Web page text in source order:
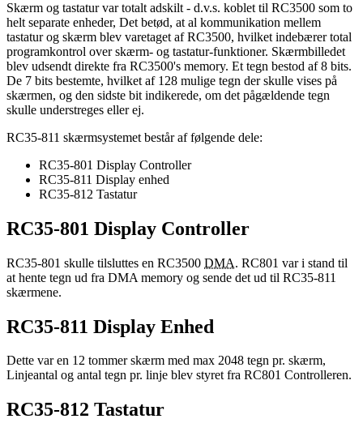
Skærm og tastatur var totalt adskilt - d.v.s. koblet til RC3500 som to
helt separate enheder, Det betød, at al kommunikation mellem
tastatur og skærm blev varetaget af RC3500, hvilket indebærer total
programkontrol over skærm- og tastatur-funktioner. Skærmbilledet
blev udsendt direkte fra RC3500's memory. Et tegn bestod af 8 bits.
De 7 bits bestemte, hvilket af 128 mulige tegn der skulle vises på
skærmen, og den sidste bit indikerede, om det pågældende tegn
skulle understreges eller ej.
RC35-811 skærmsystemet består af følgende dele:
RC35-801 Display Controller
RC35-811 Display enhed
RC35-812 Tastatur
RC35-801 Display Controller
RC35-801 skulle tilsluttes en RC3500 DMA. RC801 var i stand til
at hente tegn ud fra DMA memory og sende det ud til RC35-811
skærmene.
RC35-811 Display Enhed
Dette var en 12 tommer skærm med max 2048 tegn pr. skærm,
Linjeantal og antal tegn pr. linje blev styret fra RC801 Controlleren.
RC35-812 Tastatur